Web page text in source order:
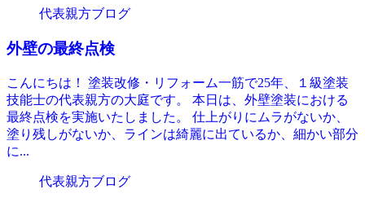
代表親方ブログ
外壁の最終点検
こんにちは！ 塗装改修・リフォーム一筋で25年、１級塗装
技能士の代表親方の大庭です。 本日は、外壁塗装における
最終点検を実施いたしました。 仕上がりにムラがないか、
塗り残しがないか、ラインは綺麗に出ているか、細かい部分
に...
代表親方ブログ